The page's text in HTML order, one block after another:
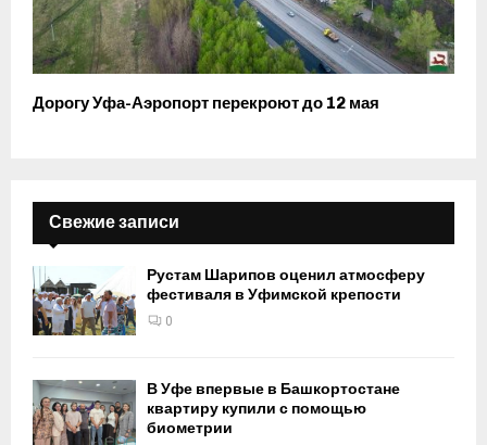
Дорогу Уфа-Аэропорт перекроют до 12 мая
Свежие записи
Рустам Шарипов оценил атмосферу
фестиваля в Уфимской крепости
0
В Уфе впервые в Башкортостане
квартиру купили с помощью
биометрии